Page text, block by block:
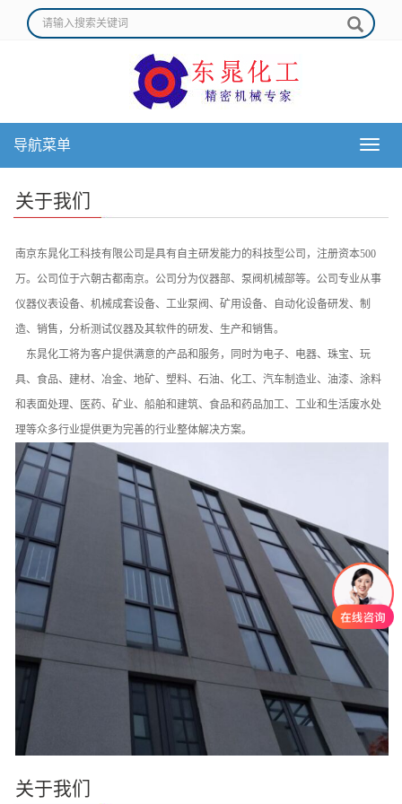
导
导航菜单
关于我们
南京东晁化工科技有限公司是具有自主研发能力的科技型公司，注册资本500
万。公司位于六朝古都南京。公司分为仪器部、泵阀机械部等。公司专业从事
仪器仪表设备、机械成套设备、工业泵阀、矿用设备、自动化设备研发、制
造、销售，分析测试仪器及其软件的研发、生产和销售。
东晁化工将为客户提供满意的产品和服务，同时为电子、电器、珠宝、玩
具、食品、建材、冶金、地矿、塑料、石油、化工、汽车制造业、油漆、涂料
和表面处理、医药、矿业、船舶和建筑、食品和药品加工、工业和生活废水处
理等众多行业提供更为完善的行业整体解决方案。
关于我们